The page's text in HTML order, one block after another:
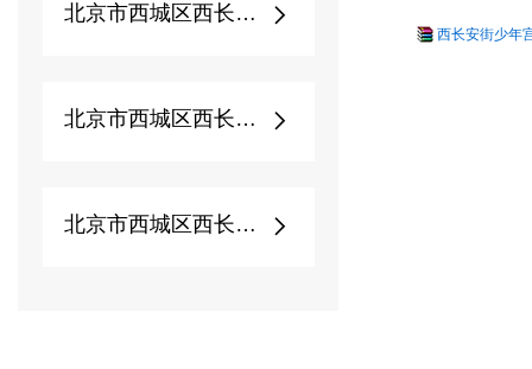
北京市西城区西长安街...
北京市西城区西长安街...
北京市西城区西长安街...
西长安街少年